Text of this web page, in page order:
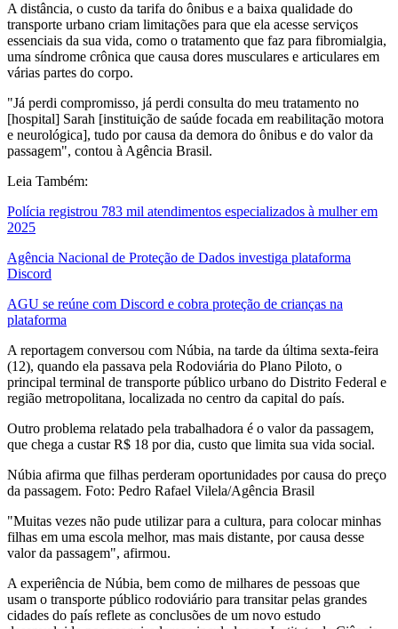
A distância, o custo da tarifa do ônibus e a baixa qualidade do
transporte urbano criam limitações para que ela acesse serviços
essenciais da sua vida, como o tratamento que faz para fibromialgia,
uma síndrome crônica que causa dores musculares e articulares em
várias partes do corpo.
"Já perdi compromisso, já perdi consulta do meu tratamento no
[hospital] Sarah [instituição de saúde focada em reabilitação motora
e neurológica], tudo por causa da demora do ônibus e do valor da
passagem", contou à Agência Brasil.
Leia Também:
Polícia registrou 783 mil atendimentos especializados à mulher em
2025
Agência Nacional de Proteção de Dados investiga plataforma
Discord
AGU se reúne com Discord e cobra proteção de crianças na
plataforma
A reportagem conversou com Núbia, na tarde da última sexta-feira
(12), quando ela passava pela Rodoviária do Plano Piloto, o
principal terminal de transporte público urbano do Distrito Federal e
região metropolitana, localizada no centro da capital do país.
Outro problema relatado pela trabalhadora é o valor da passagem,
que chega a custar R$ 18 por dia, custo que limita sua vida social.
Núbia afirma que filhas perderam oportunidades por causa do preço
da passagem. Foto: Pedro Rafael Vilela/Agência Brasil
"Muitas vezes não pude utilizar para a cultura, para colocar minhas
filhas em uma escola melhor, mas mais distante, por causa desse
valor da passagem", afirmou.
A experiência de Núbia, bem como de milhares de pessoas que
usam o transporte público rodoviário para transitar pelas grandes
cidades do país reflete as conclusões de um novo estudo